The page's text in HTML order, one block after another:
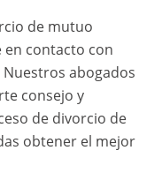
de mutuo
contacto con
Nuestros abogados
consejo y
de divorcio de
obtener el mejor